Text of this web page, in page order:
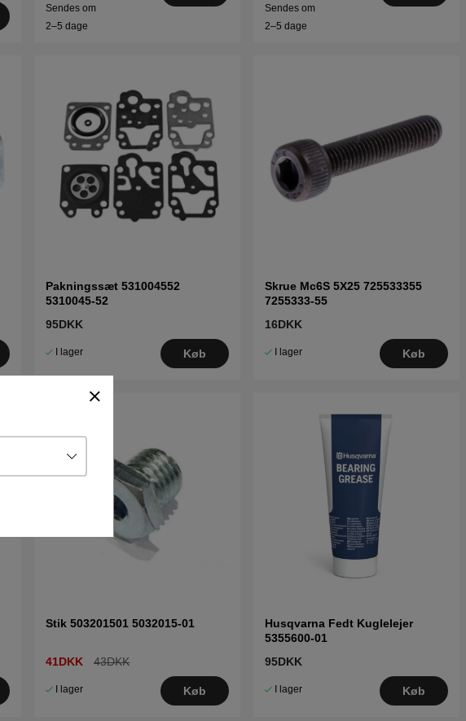
Sendes om
2–5 dage
Sendes om
2–5 dage
Pakningssæt 531004552
5310045-52
95DKK
I lager Køb
Skrue Mc6S 5X25 725533355
7255333-55
16DKK
I lager Køb
Stik 503201501 5032015-01
41DKK 43DKK
I lager Køb
Husqvarna Fedt Kuglelejer
5355600-01
95DKK
I lager Køb